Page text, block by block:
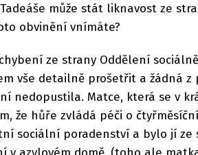
může stát liknavost ze
obvinění vnímáte?
ze strany Oddělení
vše detailně prošetřit a žádná z
nedopustila. Matce, která se v
že hůře zvládá péči o
sociální poradenství a bylo jí ze